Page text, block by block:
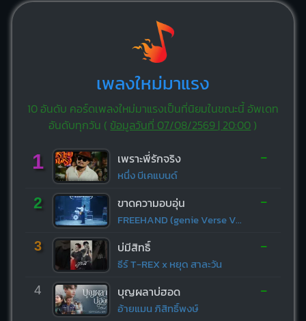
เพลงใหม่มาแรง
10 อันดับ คอร์ดเพลงใหม่มาแรงเป็นที่นิยมในขณะนี้ อัพเดท
อันดับทุกวัน ( ข้อมูลวันที่ 07/08/2569 | 20:00 )
1 เพราะพี่รักจริง
หนึ่ง บีเคแบนด์
-
2 ขาดความอบอุ่น
FREEHAND (genie Verse Vol.1)
-
3 บ่มีสิทธิ์
ธีร์ T-REX x หยุด สาละวัน
-
4 บุญผลาบ่ฮอด
อ้ายแมน ภิสิทธิ์พงษ์
-